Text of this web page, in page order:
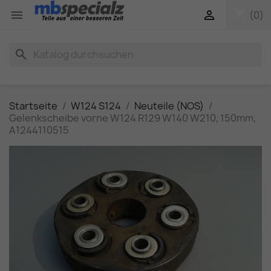
 (0)

search
Startseite W124 S124
Neuteile (NOS)
Gelenkscheibe vorne W124 R129 W140 W210, 150mm,
A1244110515